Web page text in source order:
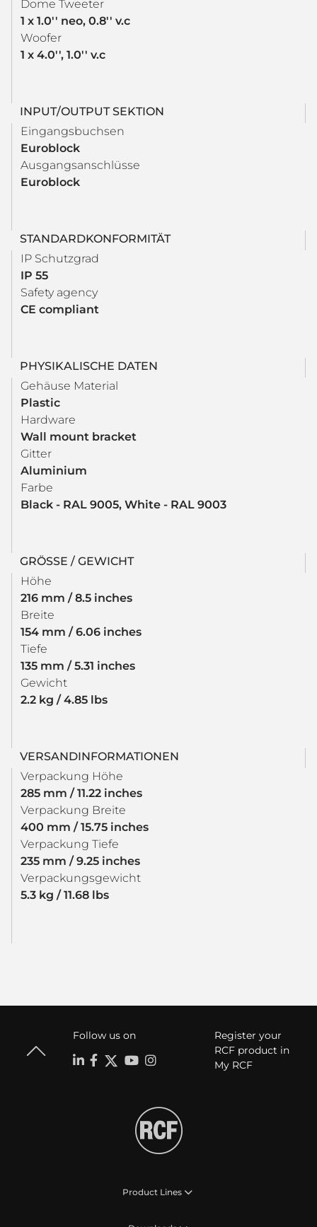
Dome Tweeter
1 x 1.0'' neo, 0.8'' v.c
Woofer
1 x 4.0'', 1.0'' v.c
INPUT/OUTPUT SEKTION
Eingangsbuchsen
Euroblock
Ausgangsanschlüsse
Euroblock
STANDARDKONFORMITÄT
IP Schutzgrad
IP 55
Safety agency
CE compliant
PHYSIKALISCHE DATEN
Gehäuse Material
Plastic
Hardware
Wall mount bracket
Gitter
Aluminium
Farbe
Black - RAL 9005, White - RAL 9003
GRÖSSE / GEWICHT
Höhe
216 mm / 8.5 inches
Breite
154 mm / 6.06 inches
Tiefe
135 mm / 5.31 inches
Gewicht
2.2 kg / 4.85 lbs
VERSANDINFORMATIONEN
Verpackung Höhe
285 mm / 11.22 inches
Verpackung Breite
400 mm / 15.75 inches
Verpackung Tiefe
235 mm / 9.25 inches
Verpackungsgewicht
5.3 kg / 11.68 lbs
Follow us on
Register your
RCF product in
My RCF
Product Lines